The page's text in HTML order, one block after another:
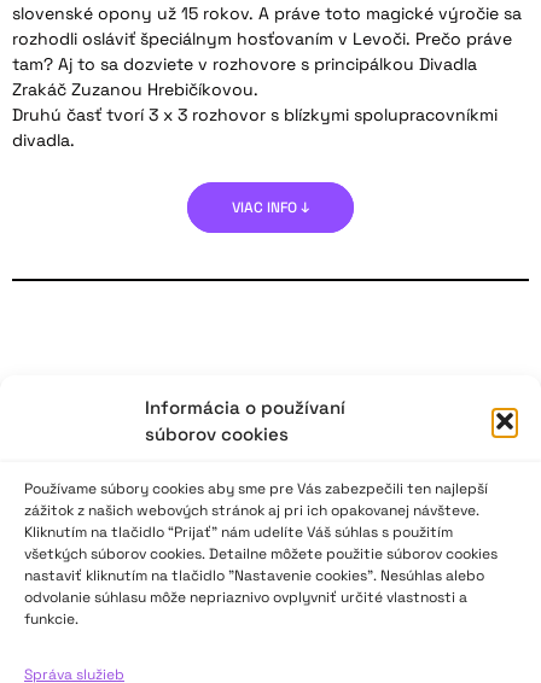
Informácia o používaní
súborov cookies
Používame súbory cookies aby sme pre Vás zabezpečili ten najlepší
zážitok z našich webových stránok aj pri ich opakovanej návšteve.
Kliknutím na tlačidlo “Prijať” nám udelíte Váš súhlas s použitím
všetkých súborov cookies. Detailne môžete použitie súborov cookies
nastaviť kliknutím na tlačidlo "Nastavenie cookies". Nesúhlas alebo
odvolanie súhlasu môže nepriaznivo ovplyvniť určité vlastnosti a
funkcie.
Správa služieb
slovenské opony už 15 rokov. A práve toto magické výročie sa
rozhodli osláviť špeciálnym hosťovaním v Levoči. Prečo práve
tam? Aj to sa dozviete v rozhovore s principálkou Divadla
Zrakáč Zuzanou Hrebičíkovou.
Druhú časť tvorí 3 x 3 rozhovor s blízkymi spolupracovníkmi
divadla.
VIAC INFO ↓